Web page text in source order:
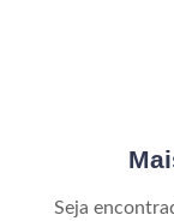
Seja